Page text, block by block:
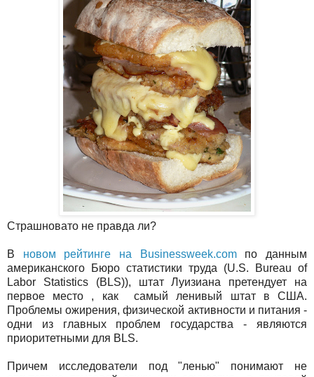
Страшновато не правда ли?
В новом рейтинге на Businessweek.comпо данным
американского Бюро статистики труда (U.S. Bureau of
Labor Statistics (BLS)), штат Луизиана претендует на
первое место , как самый ленивый штат в США.
Проблемы ожирения, физической активности и питания -
одни из главных проблем государства - являются
приоритетными для BLS.
Причем исследователи под "ленью" понимают не